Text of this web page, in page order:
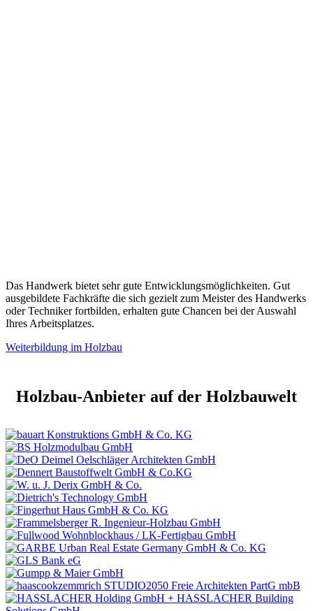
Das Handwerk bietet sehr gute Entwicklungsmöglichkeiten. Gut
ausgebildete Fachkräfte die sich gezielt zum Meister des Handwerks
oder Techniker fortbilden, erhalten gute Chancen bei der Auswahl
Ihres Arbeitsplatzes.
Weiterbildung im Holzbau
Holzbau-Anbieter auf der Holzbauwelt